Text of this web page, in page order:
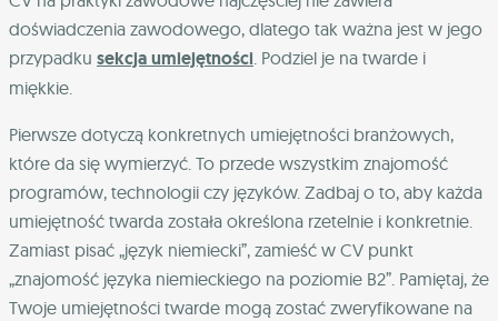
doświadczenia zawodowego, dlatego tak ważna jest w jego
przypadku sekcja umiejętności. Podziel je na twarde i
miękkie.
Pierwsze dotyczą konkretnych umiejętności branżowych,
które da się wymierzyć. To przede wszystkim znajomość
programów, technologii czy języków. Zadbaj o to, aby każda
umiejętność twarda została określona rzetelnie i konkretnie.
Zamiast pisać „język niemiecki”, zamieść w CV punkt
„znajomość języka niemieckiego na poziomie B2”. Pamiętaj, że
Twoje umiejętności twarde mogą zostać zweryfikowane na